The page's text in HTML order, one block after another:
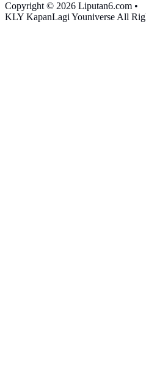
Copyright © 2026 Liputan6.com •
KLY KapanLagi Youniverse All